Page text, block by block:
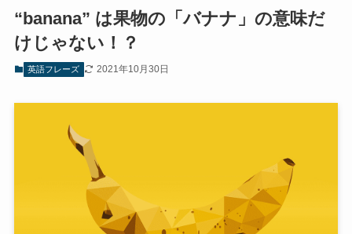
“banana” は果物の「バナナ」の意味だ
けじゃない！？
英語フレーズ 2021年10月30日